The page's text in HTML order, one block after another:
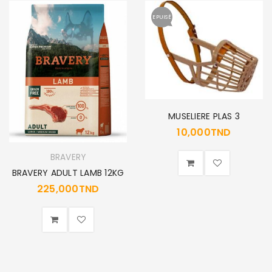
BRAVERY
BRAVERY ADULT LAMB 12KG
225,000TND
EPUISÉ
MUSELIERE PLAS 3
10,000TND